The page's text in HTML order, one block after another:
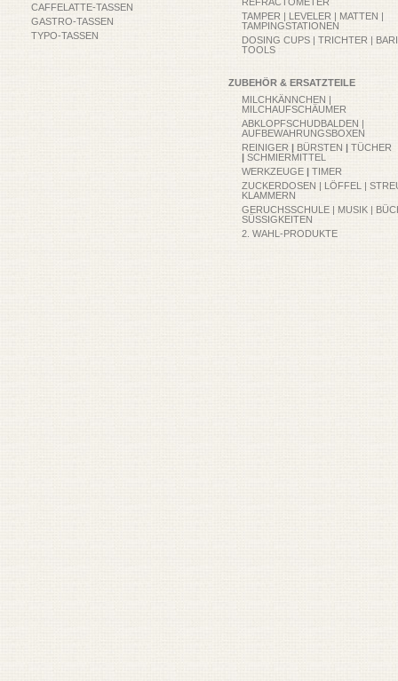
CAFFELATTE-TASSEN
GASTRO-TASSEN
TYPO-TASSEN
TAMPER | LEVELER | MATTEN |
TAMPINGSTATIONEN
DOSING CUPS | TRICHTER |
TOOLS
ZUBEHÖR & ERSATZTEILE
MILCHKÄNNCHEN |
MILCHAUFSCHÄUMER
ABKLOPFSCHUDBALDEN |
AUFBEWAHRUNGSBOXEN
REINIGER | BÜRSTEN | TÜCHER
| SCHMIERMITTEL
WERKZEUGE | TIMER
ZUCKERDOSEN | LÖFFEL |
KLAMMERN
GERUCHSSCHULE | MUSIK |
SÜSSIGKEITEN
2. WAHL-PRODUKTE